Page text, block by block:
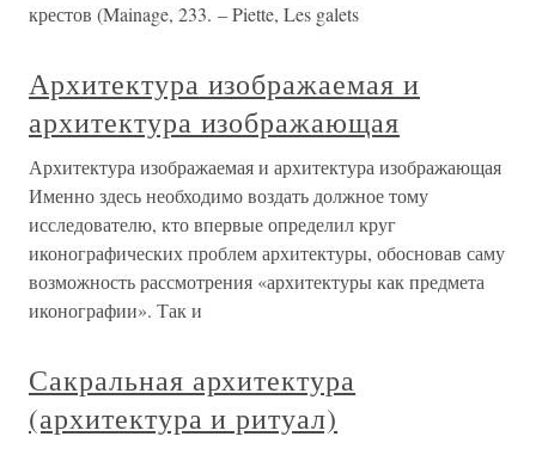
крестов (Mainage, 233. – Piette, Les galets
Архитектура изображаемая и
архитектура изображающая
Архитектура изображаемая и архитектура изображающая
Именно здесь необходимо воздать должное тому
исследователю, кто впервые определил круг
иконографических проблем архитектуры, обосновав саму
возможность рассмотрения «архитектуры как предмета
иконографии». Так и
Сакральная архитектура
(архитектура и ритуал)